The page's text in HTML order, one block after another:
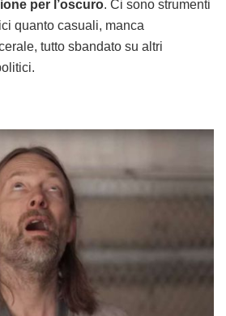
per l’oscuro. Ci sono strumenti
quanto casuali, manca
tutto sbandato su altri